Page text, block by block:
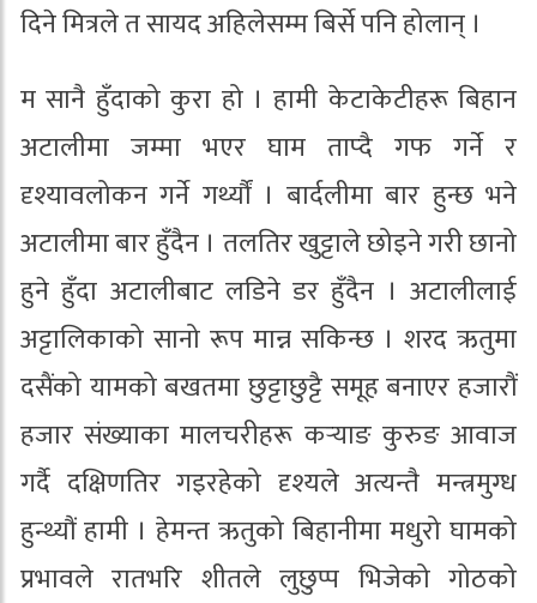
दिने मित्रले त सायद अहिलेसम्म बिर्से पनि होलान् ।
म सानै हुँदाको कुरा हो । हामी केटाकेटीहरू बिहान
अटालीमा जम्मा भएर घाम ताप्दै गफ गर्ने र
दृश्यावलोकन गर्ने गर्थ्यौं । बार्दलीमा बार हुन्छ भने
अटालीमा बार हुँदैन । तलतिर खुट्टाले छोइने गरी छानो
हुने हुँदा अटालीबाट लडिने डर हुँदैन । अटालीलाई
अट्टालिकाको सानो रूप मान्न सकिन्छ । शरद ऋतुमा
दसैंको यामको बखतमा छुट्टाछुट्टै समूह बनाएर हजारौं
हजार संख्याका मालचरीहरू कर्‍याङ कुरुङ आवाज
गर्दै दक्षिणतिर गइरहेको दृश्यले अत्यन्तै मन्त्रमुग्ध
हुन्थ्यौं हामी । हेमन्त ऋतुको बिहानीमा मधुरो घामको
प्रभावले रातभरि शीतले लुछुप्प भिजेको गोठको